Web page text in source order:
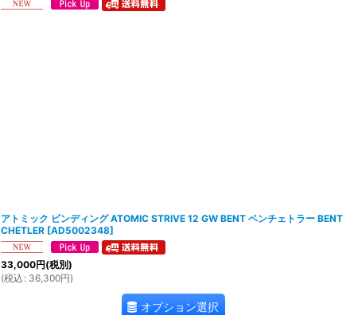
アトミック ビンディング ATOMIC STRIVE 12 GW BENT ベンチェトラー BENT
CHETLER [AD5002348]
33,000円(税別)
(税込 : 36,300円)
オプション選択